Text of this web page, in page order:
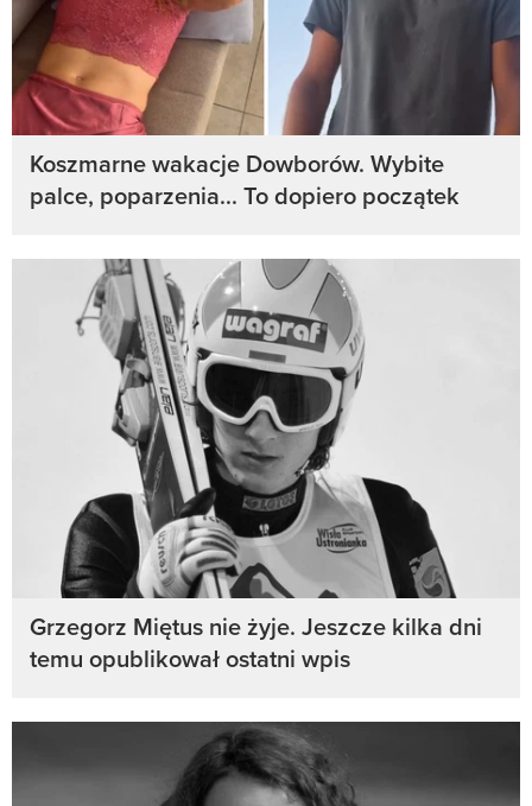
Koszmarne wakacje Dowborów. Wybite
palce, poparzenia... To dopiero początek
Grzegorz Miętus nie żyje. Jeszcze kilka dni
temu opublikował ostatni wpis